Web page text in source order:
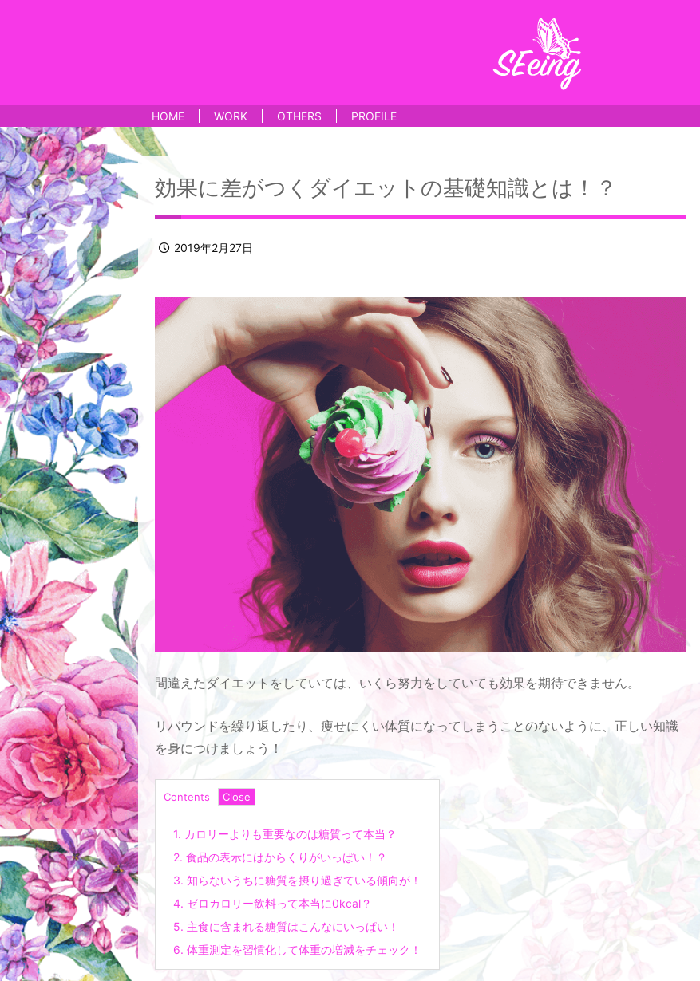
HOME WORK OTHERS PROFILE
効果に差がつくダイエットの基礎知識とは！？
2019年2月27日
間違えたダイエットをしていては、いくら努力をしていても効果を期待できません。
リバウンドを繰り返したり、痩せにくい体質になってしまうことのないように、正しい知識
を身につけましょう！
Contents
1. カロリーよりも重要なのは糖質って本当？
2. 食品の表示にはからくりがいっぱい！？
3. 知らないうちに糖質を摂り過ぎている傾向が！
4. ゼロカロリー飲料って本当に0kcal？
5. 主食に含まれる糖質はこんなにいっぱい！
6. 体重測定を習慣化して体重の増減をチェック！